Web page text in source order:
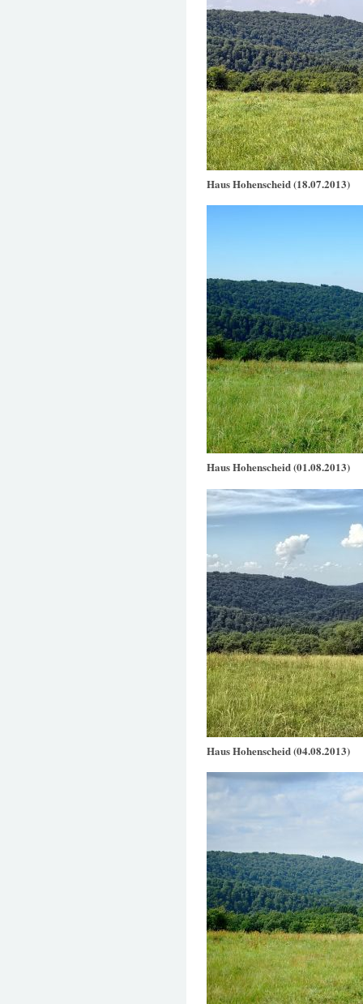
Haus Hohenscheid (18.07.2013)
Haus Hohenscheid (01.08.2013)
Haus Hohenscheid (04.08.2013)